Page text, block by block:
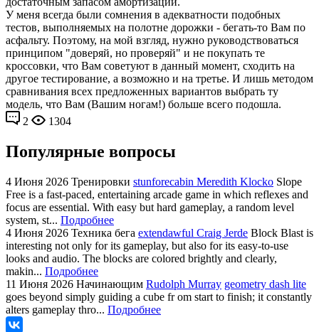
У меня всегда были сомнения в адекватности подобных
тестов, выполняемых на полотне дорожки - бегать-то Вам по
асфальту. Поэтому, на мой взгляд, нужно руководствоваться
принципом "доверяй, но проверяй" и не покупать те
кроссовки, что Вам советуют в данный момент, сходить на
другое тестирование, а возможно и на третье. И лишь методом
сравнивания всех предложенных вариантов выбрать ту
модель, что Вам (Вашим ногам!) больше всего подошла.
2
1304
Популярные вопросы
4 Июня 2026 Тренировки stunforecabin Meredith Klocko Slope
Free is a fast-paced, entertaining arcade game in which reflexes and
focus are essential. With easy but hard gameplay, a random level
system, st... Подробнее
4 Июня 2026 Техника бега extendawful Craig Jerde Block Blast is
interesting not only for its gameplay, but also for its easy-to-use
looks and audio. The blocks are colored brightly and clearly,
makin... Подробнее
11 Июня 2026 Начинающим Rudolph Murray geometry dash lite
goes beyond simply guiding a cube fr om start to finish; it constantly
alters gameplay thro... Подробнее